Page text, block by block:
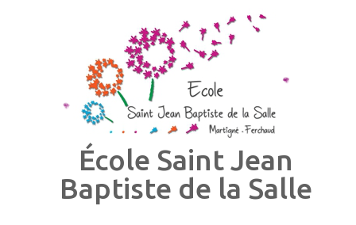
École Saint Jean
Baptiste de la Salle